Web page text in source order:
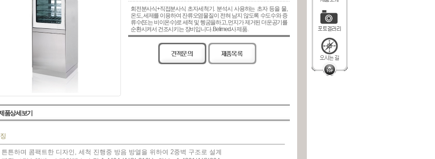
회전분사식+직접분사식 초자세척기. 분석시 사용하는 초자 등을 물,
온도, 세제를 이용하여 잔류오염물질이 전혀 남지 않도록 수도수와 증
류수(또는 비이온수)로 세척 및 헹굼을하고, 먼지가 제거된 더운공기를
순환시켜서 건조시키는 장비입니다. Belimed사 제품.
품상세보기
튼하며 콤팩트한 디자인, 세척 진행중 방음 방열을 위하여 2중벽 구조로 설계